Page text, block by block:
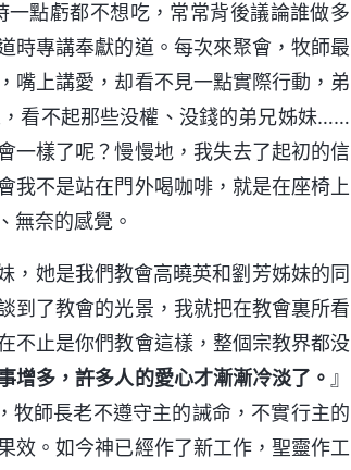
點虧都不想吃，常常背後議論誰做多
時專講奉獻的道。每次來聚會，牧師最
嘴上講愛，却看不見一點實際行動，弟
看不起那些没權、没錢的弟兄姊妹……
一樣了呢？慢慢地，我失去了起初的信
我不是站在門外喝咖啡，就是在座椅上
無奈的感覺。
，她是我們教會高曉英和劉芳姊妹的同
到了教會的光景，我就把在教會裏所看
不止是你們教會這樣，整個宗教界都没
增多，許多人的愛心才漸漸冷淡了。 』
牧師長老不遵守主的誡命，不實行主的
效。如今神已經作了新工作，聖靈作工